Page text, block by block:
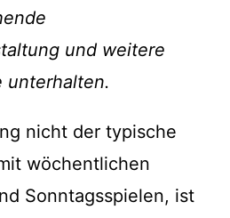
und weitere
unterhalten.
nicht der typische
wöchentlichen
Sonntagsspielen, ist